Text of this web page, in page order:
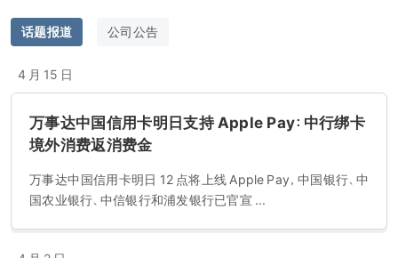
融产品及服务。
话题报道 公司公告
4 月 15 日
万事达中国信用卡明日支持 Apple Pay：中行绑卡
境外消费返消费金
万事达中国信用卡明日 12 点将上线 Apple Pay，中国银行、中
国农业银行、中信银行和浦发银行已官宣 ...